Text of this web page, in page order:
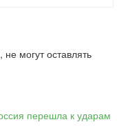
, не могут оставлять